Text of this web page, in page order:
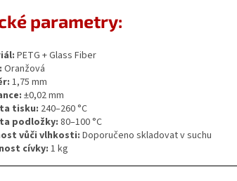
parametry:
PETG + Glass Fiber
Oranžová
1,75 mm
±0,02 mm
tisku: 240–260 °C
podložky: 80–100 °C
vůči vlhkosti: Doporučeno skladovat v suchu
cívky: 1 kg